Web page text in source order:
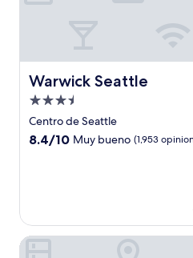
Warwick Seattle
Warwick Seattle
Propiedad
de
3.5
Centro de Seattle
8.4
opiniones)
8.4/10 Muy bueno (1,953
The Boylston Hotel Capitol Hill